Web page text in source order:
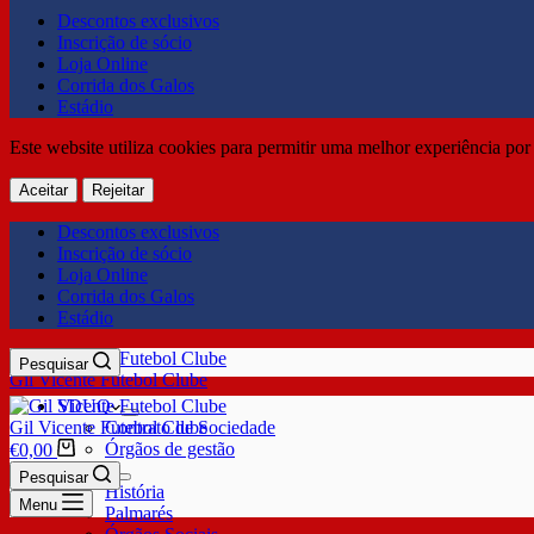
Descontos exclusivos
Inscrição de sócio
Loja Online
Corrida dos Galos
Estádio
Este website utiliza cookies para permitir uma melhor experiência
Aceitar Rejeitar
Descontos exclusivos
Inscrição de sócio
Loja Online
Corrida dos Galos
Estádio
Gil Vicente Futebol Clube
Pesquisar
SDUQ
Contrato de Sociedade
Órgãos de gestão
Clube
História
Palmarés
Gil Vicente Futebol Clube
€0,00
Pesquisar
Menu